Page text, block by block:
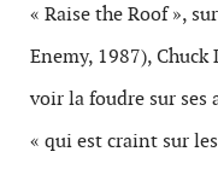
« Raise the Roof », sur
Enemy, 1987),
voir la foudre sur ses
« qui est craint sur